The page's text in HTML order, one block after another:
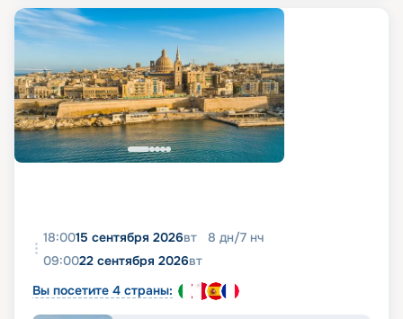
18:0015 сентября 2026вт 8 дн/7 нч
09:0022 сентября 2026вт
Вы посетите 4 страны: